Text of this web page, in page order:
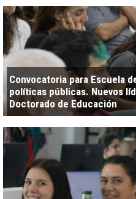
Convocatoria para Escuela
políticas públicas. Nuevos
Doctorado de Educación